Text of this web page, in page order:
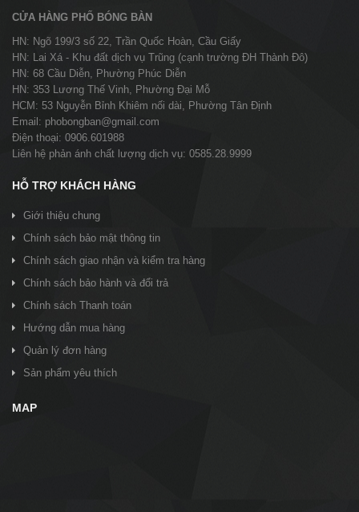
CỬA HÀNG PHỐ BÓNG BÀN
HN: Ngõ 199/3 số 22, Trần Quốc Hoàn, Cầu Giấy
HN: Lai Xá - Khu đất dịch vụ Trũng (cạnh trường ĐH Thành Đô)
HN: 68 Cầu Diễn, Phường Phúc Diễn
HN: 353 Lương Thế Vinh, Phường Đại Mỗ
HCM: 53 Nguyễn Bỉnh Khiêm nối dài, Phường Tân Định
Email: phobongban@gmail.com
Điện thoại: 0906.601988
Liên hệ phản ánh chất lượng dịch vụ: 0585.28.9999
HỖ TRỢ KHÁCH HÀNG
Giới thiệu chung
Chính sách bảo mật thông tin
Chính sách giao nhận và kiểm tra hàng
Chính sách bảo hành và đổi trả
Chính sách Thanh toán
Hướng dẫn mua hàng
Quản lý đơn hàng
Sản phẩm yêu thích
MAP